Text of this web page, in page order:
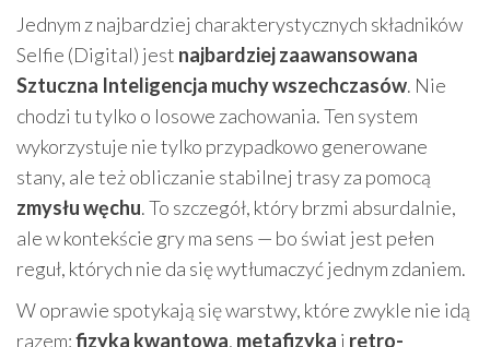
Jednym z najbardziej charakterystycznych składników
Selfie (Digital) jest najbardziej zaawansowana
Sztuczna Inteligencja muchy wszechczasów. Nie
chodzi tu tylko o losowe zachowania. Ten system
wykorzystuje nie tylko przypadkowo generowane
stany, ale też obliczanie stabilnej trasy za pomocą
zmysłu węchu. To szczegół, który brzmi absurdalnie,
ale w kontekście gry ma sens — bo świat jest pełen
reguł, których nie da się wytłumaczyć jednym zdaniem.
W oprawie spotykają się warstwy, które zwykle nie idą
razem:fizyka kwantowa, metafizyka i retro-